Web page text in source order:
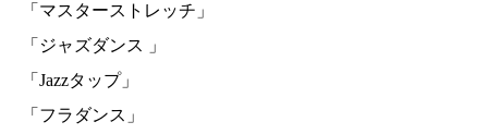
「マスターストレッチ」
「ジャズダンス 」
「Jazzタップ」
「フラダンス」